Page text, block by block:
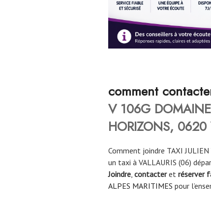
comment
V 106G
HORIZONS, 0620
Comment joindre TAXI
un taxi à VALLAURIS (06)
Joindre, contacteret réserver
ALPES MARITIMES pour